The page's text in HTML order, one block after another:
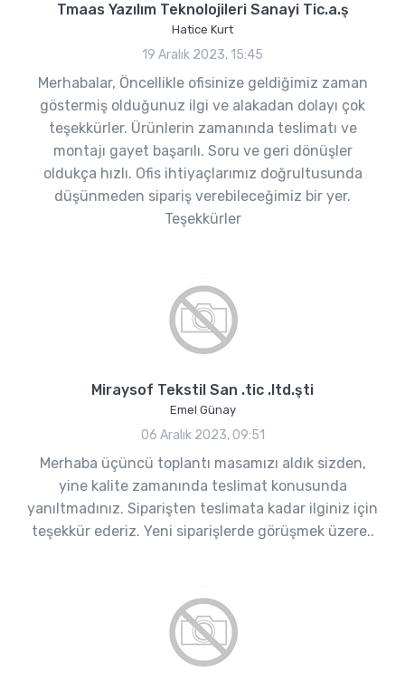
Tmaas Yazılım Teknolojileri Sanayi Tic.a.ş
Hatice Kurt
19 Aralık 2023, 15:45
Merhabalar, Öncellikle ofisinize geldiğimiz zaman
göstermiş olduğunuz ilgi ve alakadan dolayı çok
teşekkürler. Ürünlerin zamanında teslimatı ve
montajı gayet başarılı. Soru ve geri dönüşler
oldukça hızlı. Ofis ihtiyaçlarımız doğrultusunda
düşünmeden sipariş verebileceğimiz bir yer.
Teşekkürler
Miraysof Tekstil San .tic .ltd.şti
Emel Günay
06 Aralık 2023, 09:51
Merhaba üçüncü toplantı masamızı aldık sizden,
yine kalite zamanında teslimat konusunda
yanıltmadınız. Siparişten teslimata kadar ilginiz için
teşekkür ederiz. Yeni siparişlerde görüşmek üzere..